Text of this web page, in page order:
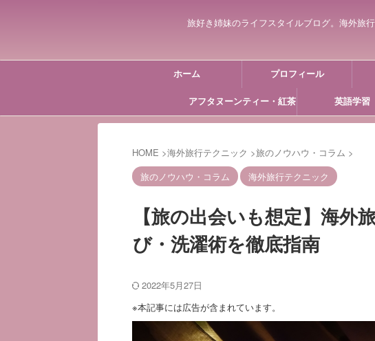
旅好き姉妹のライフスタイルブログ。海外旅
ホーム プロフィール
アフタヌーンティー・紅茶 英語学習
HOME >海外旅行テクニック >旅のノウハウ・コラム >
旅のノウハウ・コラム
海外旅行テクニック
【旅の出会いも想定】海外
び・洗濯術を徹底指南
2022年5月27日
※本記事には広告が含まれています。